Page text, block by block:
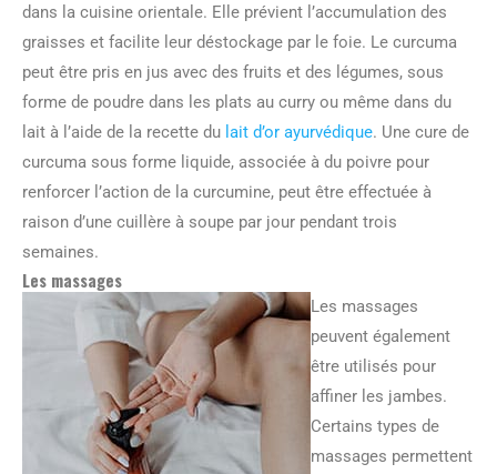
dans la cuisine orientale. Elle prévient l’accumulation des
graisses et facilite leur déstockage par le foie. Le curcuma
peut être pris en jus avec des fruits et des légumes, sous
forme de poudre dans les plats au curry ou même dans du
lait à l’aide de la recette du lait d’or ayurvédique. Une cure de
curcuma sous forme liquide, associée à du poivre pour
renforcer l’action de la curcumine, peut être effectuée à
raison d’une cuillère à soupe par jour pendant trois
semaines.
Les massages
Les massages
peuvent également
être utilisés pour
affiner les jambes.
Certains types de
massages permettent